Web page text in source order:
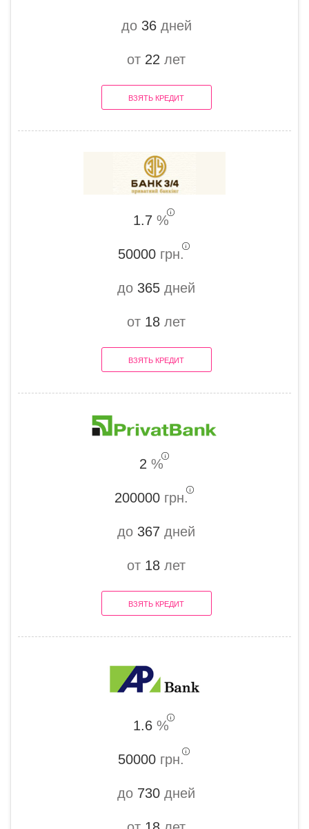
до 36дней
от 22 лет
ВЗЯТЬ КРЕДИТ
1.7 %
50000 грн.
до 365 дней
от 18 лет
ВЗЯТЬ КРЕДИТ
2 %
200000грн.
до 367 дней
от 18 лет
ВЗЯТЬ КРЕДИТ
1.6 %
50000 грн.
до 730 дней